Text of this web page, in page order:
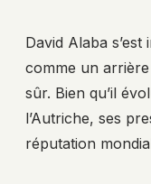
David Alaba
comme un
sûr. Bien qu’il
l’Autriche, ses
réputation